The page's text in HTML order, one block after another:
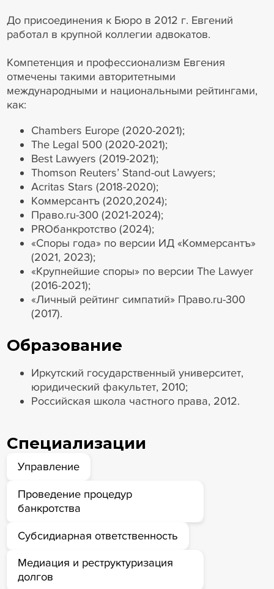
До присоединения к Бюро в 2012 г. Евгений
работал в крупной коллегии адвокатов.
Компетенция и профессионализм Евгения
отмечены такими авторитетными
международными и национальными рейтингами,
как:
Chambers Europe (2020-2021);
The Legal 500 (2020-2021);
Best Lawyers (2019-2021);
Thomson Reuters’ Stand-out Lawyers;
Acritas Stars (2018-2020);
Коммерсантъ (2020,2024);
Право.ru-300 (2021-2024);
PROбанкротство (2024);
«Споры года» по версии ИД «Коммерсантъ»
(2021, 2023);
«Крупнейшие споры» по версии The Lawyer
(2016-2021);
«Личный рейтинг симпатий» Право.ru-300
(2017).
Образование
Иркутский государственный университет,
юридический факультет, 2010;
Российская школа частного права, 2012.
Специализации
Управление
Проведение процедур
банкротства
Субсидиарная ответственность
Медиация и реструктуризация
долгов